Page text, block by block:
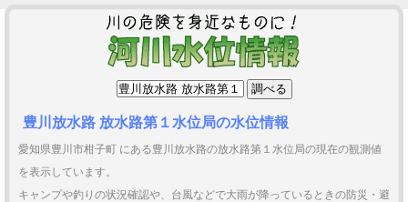
豊川放水路 放水路第１水位局の水位情報
愛知県豊川市柑子町 にある豊川放水路の放水路第１水位局の現在の観測値
を表示しています。
キャンプや釣りの状況確認や、台風などで大雨が降っているときの防災・避